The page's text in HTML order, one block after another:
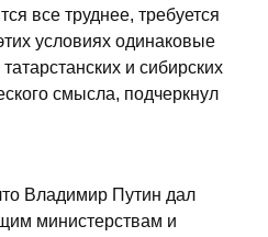
все труднее, требуется
условиях одинаковые
и сибирских
смысла, подчеркнул
Владимир Путин дал
министерствам и